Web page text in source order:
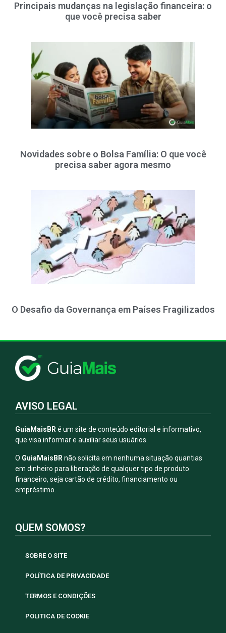
Principais mudanças na legislação financeira: o
que você precisa saber
Novidades sobre o Bolsa Família: O que você
precisa saber agora mesmo
O Desafio da Governança em Países Fragilizados
AVISO LEGAL
GuiaMaisBR é um site de conteúdo editorial e informativo,
que visa informar e auxiliar seus usuários.
O GuiaMaisBR não solicita em nenhuma situação quantias
em dinheiro para liberação de qualquer tipo de produto
financeiro, seja cartão de crédito, financiamento ou
empréstimo.
QUEM SOMOS?
SOBRE O SITE
POLÍTICA DE PRIVACIDADE
TERMOS E CONDIÇÕES
POLITICA DE COOKIE